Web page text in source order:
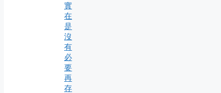
實
在
是
沒
有
必
要
再
存